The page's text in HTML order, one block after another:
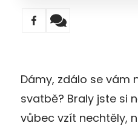
Dámy, zdálo se vám
svatbě? Braly jste si
vůbec vzít nechtěly,